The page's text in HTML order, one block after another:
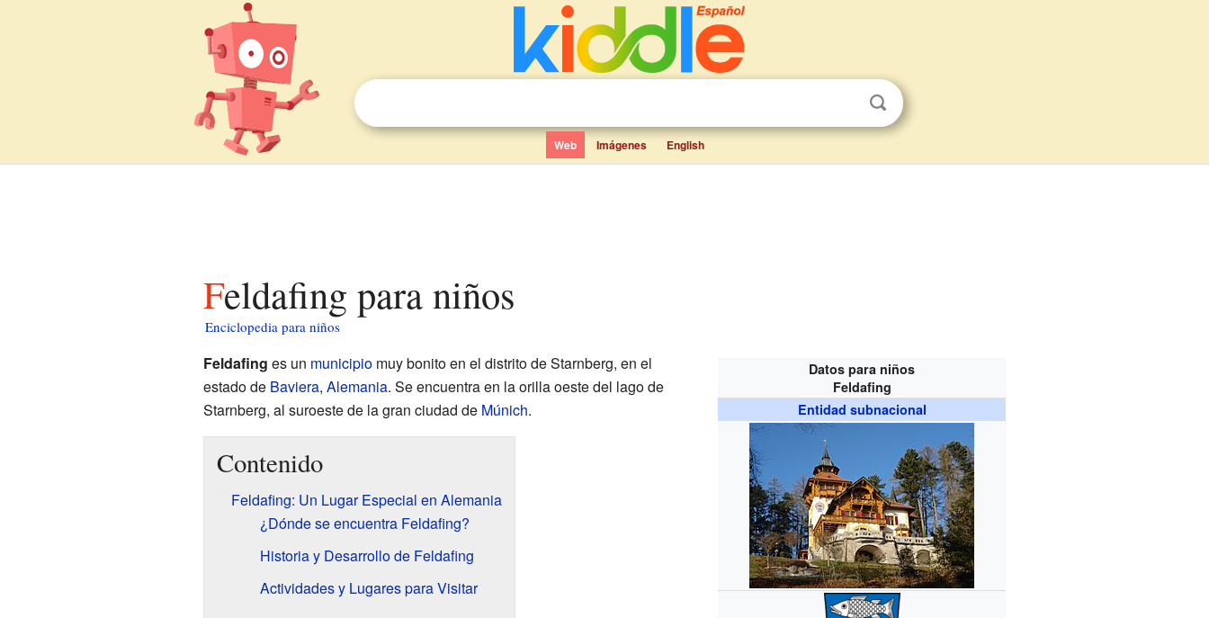
Web Imágenes English
Feldafing para niños
Enciclopedia para niños
Datos para niños
Feldafing
Entidad subnacional
Feldafing es un municipiomuy bonito en el distrito de Starnberg, en el
estado de Baviera, Alemania. Se encuentra en la orilla oeste del lago de
Starnberg, al suroeste de la gran ciudad de Múnich.
Contenido
Feldafing: Un Lugar Especial en Alemania
¿Dónde se encuentra Feldafing?
Historia y Desarrollo de Feldafing
Actividades y Lugares para Visitar